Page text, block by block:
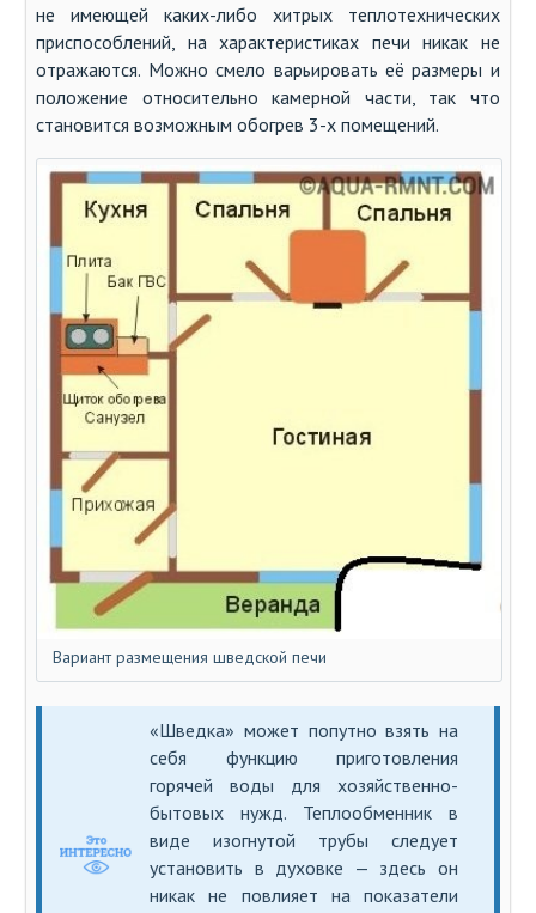
не имеющей каких-либо хитрых теплотехнических
приспособлений, на характеристиках печи никак не
отражаются. Можно смело варьировать её размеры и
положение относительно камерной части, так что
становится возможным обогрев 3-х помещений.
Вариант размещения шведской печи
«Шведка» может попутно взять на
себя функцию приготовления
горячей воды для хозяйственно-
бытовых нужд. Теплообменник в
виде изогнутой трубы следует
установить в духовке — здесь он
никак не повлияет на показатели